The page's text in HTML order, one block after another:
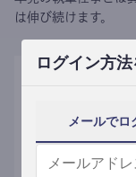
ログイン方
メールでロ
は伸び続けます。